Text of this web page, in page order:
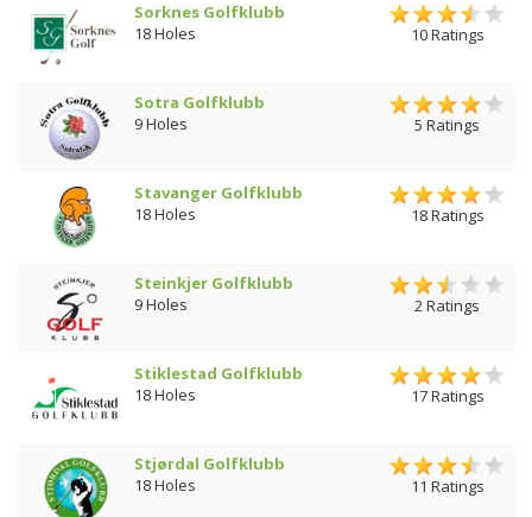
Sorknes Golfklubb
18 Holes
10 Ratings
Sotra Golfklubb
9 Holes
5 Ratings
Stavanger Golfklubb
18 Holes
18 Ratings
Steinkjer Golfklubb
9 Holes
2 Ratings
Stiklestad Golfklubb
18 Holes
17 Ratings
Stjørdal Golfklubb
18 Holes
11 Ratings